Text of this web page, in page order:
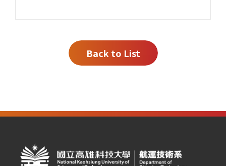
Back to List